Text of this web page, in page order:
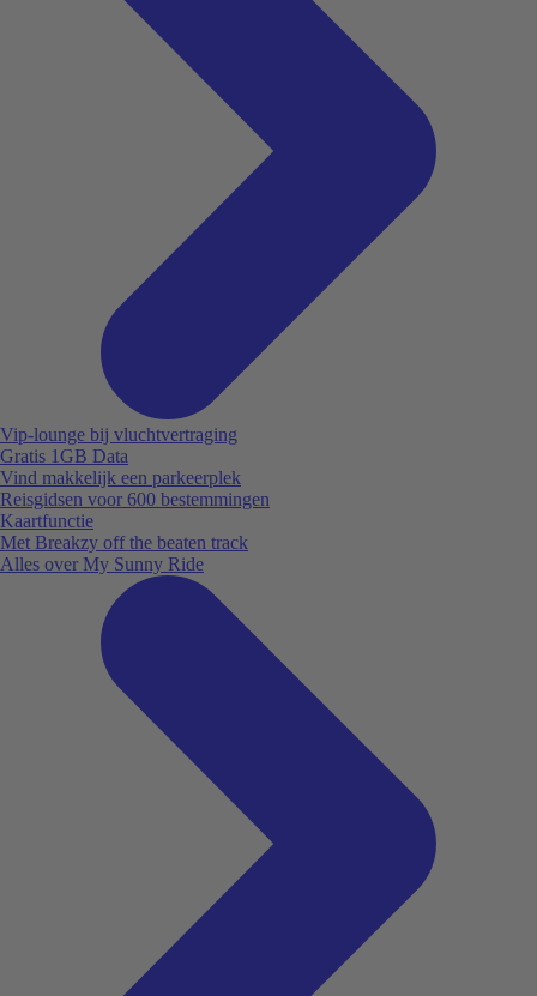
Vip-lounge bij vluchtvertraging
Gratis 1GB Data
Vind makkelijk een parkeerplek
Reisgidsen voor 600 bestemmingen
Kaartfunctie
Met Breakzy off the beaten track
Alles over My Sunny Ride